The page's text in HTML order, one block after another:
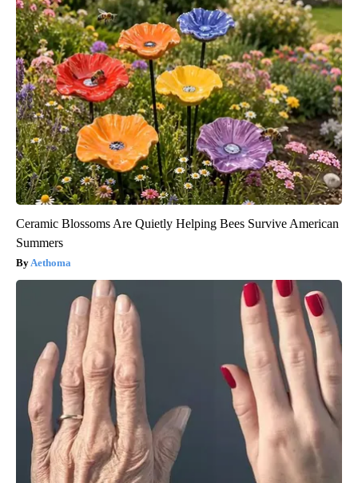
Ceramic Blossoms Are Quietly Helping Bees Survive American
Summers
Aethoma